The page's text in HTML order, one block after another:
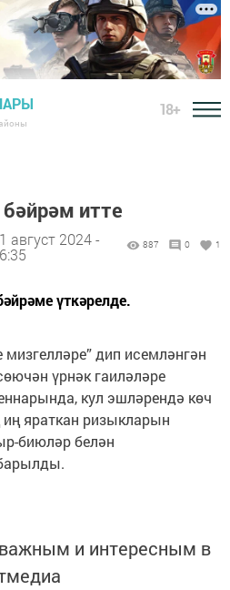
18+
бәйрәм итте
август 2024 -
887 0 1
үткәрелде.
дип исемләнгән
үрнәк гаиләләре
кул эшләрендә көч
яраткан ризыкларын
биюләр белән
и интересным в